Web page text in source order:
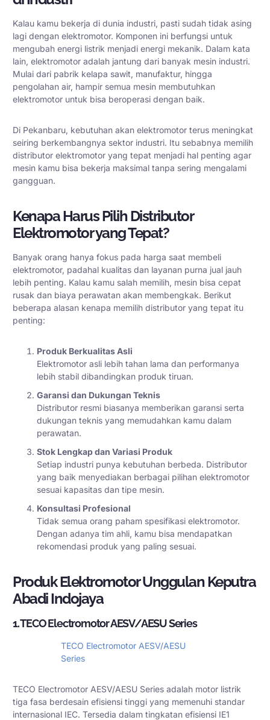
Kalau kamu bekerja di dunia industri, pasti sudah tidak asing
lagi dengan elektromotor. Komponen ini berfungsi untuk
mengubah energi listrik menjadi energi mekanik. Dalam kata
lain, elektromotor adalah jantung dari banyak mesin industri.
Mulai dari pabrik kelapa sawit, manufaktur, hingga
pengolahan air, hampir semua mesin membutuhkan
elektromotor untuk bisa beroperasi dengan baik.
Di Pekanbaru, kebutuhan akan elektromotor terus meningkat
seiring berkembangnya sektor industri. Itu sebabnya memilih
distributor elektromotor yang tepat menjadi hal penting agar
mesin kamu bisa bekerja maksimal tanpa sering mengalami
gangguan.
Kenapa Harus Pilih Distributor
Elektromotor yang Tepat?
Banyak orang hanya fokus pada harga saat membeli
elektromotor, padahal kualitas dan layanan purna jual jauh
lebih penting. Kalau kamu salah memilih, mesin bisa cepat
rusak dan biaya perawatan akan membengkak. Berikut
beberapa alasan kenapa memilih distributor yang tepat itu
penting:
Produk Berkualitas Asli
Elektromotor asli lebih tahan lama dan performanya
lebih stabil dibandingkan produk tiruan.
Garansi dan Dukungan Teknis
Distributor resmi biasanya memberikan garansi serta
dukungan teknis yang memudahkan kamu dalam
perawatan.
Stok Lengkap dan Variasi Produk
Setiap industri punya kebutuhan berbeda. Distributor
yang baik menyediakan berbagai pilihan elektromotor
sesuai kapasitas dan tipe mesin.
Konsultasi Profesional
Tidak semua orang paham spesifikasi elektromotor.
Dengan adanya tim ahli, kamu bisa mendapatkan
rekomendasi produk yang paling sesuai.
Produk Elektromotor Unggulan Keputra
Abadi Indojaya
1. TECO Electromotor AESV/AESU Series
TECO Electromotor AESV/AESU
Series
TECO Electromotor AESV/AESU Series adalah motor listrik
tiga fasa berdesain efisiensi tinggi yang memenuhi standar
internasional IEC. Tersedia dalam tingkatan efisiensi IE1